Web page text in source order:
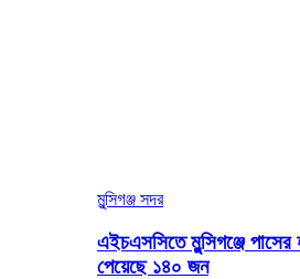
মুন্সিগঞ্জ সদর
এইচএসসিতে মুন্সিগঞ্জে
পেয়েছে ১৪০ জন